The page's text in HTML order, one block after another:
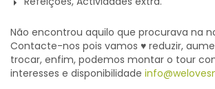
Não encontrou aquilo que procurava na
Contacte-nos pois vamos ♥ reduzir,
trocar, enfim, podemos montar o tour
interesses e disponibilidade